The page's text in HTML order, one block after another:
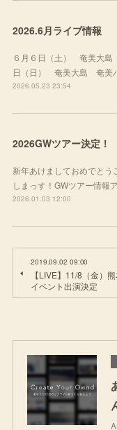
2026.6月ライブ情報
６月６日（土） 奄美大
日（日） 奄美大島 奄美
2026.05.23 23:54
2026GWツアー決定！
新年あけましておめでと
しまっす！GWツアー情報
2026.01.03 12:00
2019.09.02 09:00
【LIVE】11/8（金）熊
イベント出演決定